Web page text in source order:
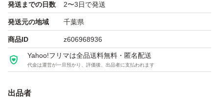
発送までの日数 2〜3日で発送
発送元の地域 千葉県
商品ID z606968936
Yahoo!フリマは全品送料無料・匿名配送
代金は運営が一旦預かり、評価後、出品者に支払われます
出品者